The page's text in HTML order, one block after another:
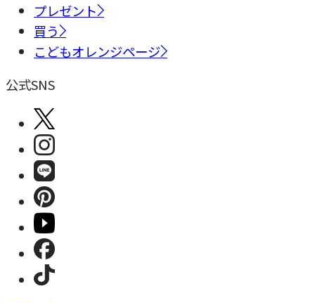
プレゼント
買う
こどもオレンジページ
公式SNS